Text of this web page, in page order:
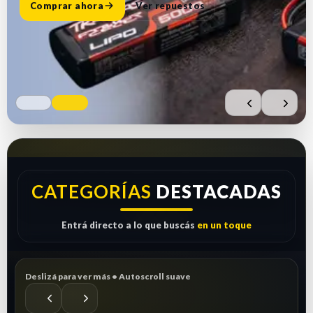
Comprar ahora Ver repuestos
CATEGORÍAS DESTACADAS
Entrá directo a lo que buscás en un toque
Deslizá para ver más • Autoscroll suave